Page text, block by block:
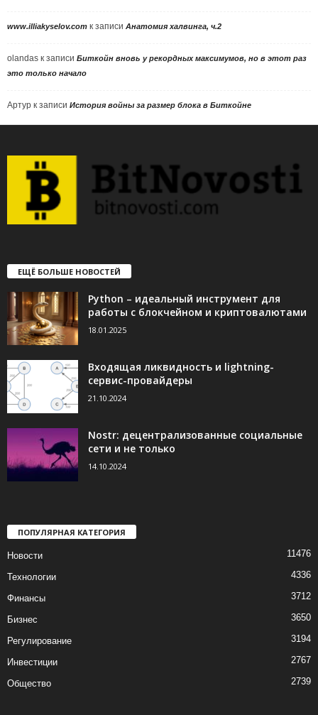
www.illiakyselov.com к записи Анатомия халвинга, ч.2
olandas к записи Биткойн вновь у рекордных максимумов, но в этот раз
это только начало
Артур к записи История войны за размер блока в Биткойне
ЕЩЁ БОЛЬШЕ НОВОСТЕЙ
Python – идеальный инструмент для
работы с блокчейном и криптовалютами
18.01.2025
Входящая ликвидность и lightning-
сервис-провайдеры
21.10.2024
Nostr: децентрализованные социальные
сети и не только
14.10.2024
ПОПУЛЯРНАЯ КАТЕГОРИЯ
Новости 11476
Технологии 4336
Финансы 3712
Бизнес 3650
Регулирование 3194
Инвестиции 2767
Общество 2739